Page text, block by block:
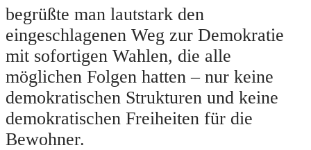
begrüßte man lautstark den
eingeschlagenen Weg zur Demokratie
mit sofortigen Wahlen, die alle
möglichen Folgen hatten – nur keine
demokratischen Strukturen und keine
demokratischen Freiheiten für die
Bewohner.